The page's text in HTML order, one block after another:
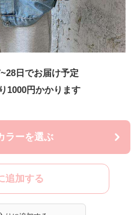
日でお届け予定
1000円かかります
ラーを選ぶ
追加する